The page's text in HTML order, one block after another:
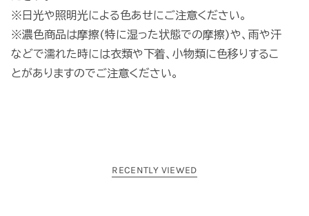
※日光や照明光による色あせにご注意ください。
※濃色商品は摩擦(特に湿った状態での摩擦)や、雨や汗
などで濡れた時には衣類や下着、小物類に色移りするこ
とがありますのでご注意ください。
RECENTLY VIEWED